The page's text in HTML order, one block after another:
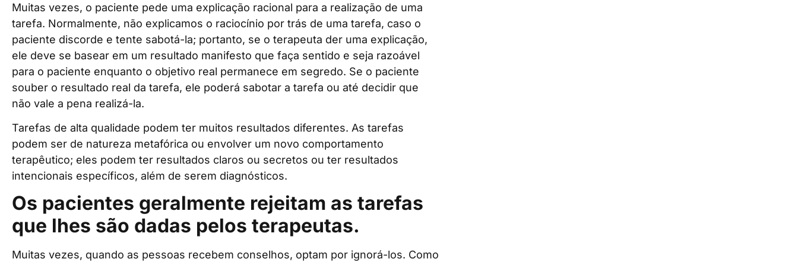
Muitas vezes, o paciente pede uma explicação racional para a realização de uma
tarefa. Normalmente, não explicamos o raciocínio por trás de uma tarefa, caso o
paciente discorde e tente sabotá-la; portanto, se o terapeuta der uma explicação,
ele deve se basear em um resultado manifesto que faça sentido e seja razoável
para o paciente enquanto o objetivo real permanece em segredo. Se o paciente
souber o resultado real da tarefa, ele poderá sabotar a tarefa ou até decidir que
não vale a pena realizá-la.
Tarefas de alta qualidade podem ter muitos resultados diferentes. As tarefas
podem ser de natureza metafórica ou envolver um novo comportamento
terapêutico; eles podem ter resultados claros ou secretos ou ter resultados
intencionais específicos, além de serem diagnósticos.
Os pacientes geralmente rejeitam as tarefas
que lhes são dadas pelos terapeutas.
Muitas vezes, quando as pessoas recebem conselhos, optam por ignorá-los. Como